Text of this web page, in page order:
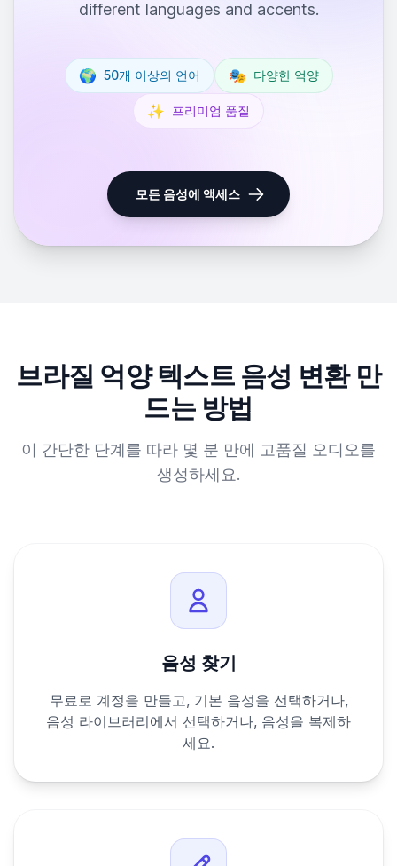
different languages and accents.
🌍 50개 이상의 언어 🎭 다양한 억양
✨ 프리미엄 품질
모든 음성에 액세스
브라질 억양 텍스트 음성 변환 만
드는 방법
이 간단한 단계를 따라 몇 분 만에 고품질 오디오를
생성하세요.
음성 찾기
무료로 계정을 만들고, 기본 음성을 선택하거나,
음성 라이브러리에서 선택하거나, 음성을 복제하
세요.